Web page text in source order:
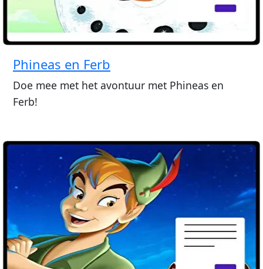
Phineas en Ferb
Doe mee met het avontuur met Phineas en
Ferb!